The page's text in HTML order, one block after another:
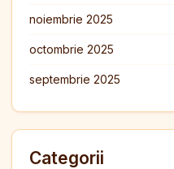
noiembrie 2025
octombrie 2025
septembrie 2025
Categorii